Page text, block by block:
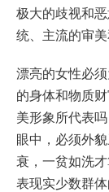
极大的歧视和
统、主流的审美
漂亮的女性必
的身体和物质
美形象所代表
眼中，必须外
衰，一贫如洗
表现实少数群